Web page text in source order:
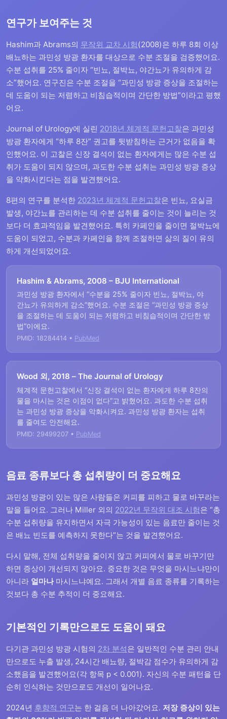
연구가 보여주는 것
Hashim과 Abrams의 무작위 교차 시험(2008)은 하루 8회 이상
배뇨하는 과민성 방광 환자를 대상으로 수분 조절을 검증했어요.
수분 섭취를 25% 줄이자 “빈뇨, 절박뇨, 야간뇨가 유의하게 감
소”했어요. 연구진은 수분 조절을 “과민성 방광 증상을 조절하는
데 도움이 되는 저렴하고 비침습적이며 간단한 방법”이라고 평했
어요.
Journal of Urology에 실린 2018년 체계적 문헌고찰은 과민성
방광 환자에게 “하루 8잔” 권고를 뒷받침하는 근거가 없음을 확
인했어요. 이 고찰은 신장 결석이 없는 환자에게는 많은 수분 섭
취가 도움이 되지 않으며, 과도한 수분 섭취는 과민성 방광 증상
을 악화시킨다는 점을 발견했어요.
8편의 연구를 분석한 2023년 체계적 문헌고찰은 빈뇨, 요실금
발생, 야간뇨를 관리하는 데 수분 섭취를 줄이는 것이 늘리는 것
보다 더 효과적임을 발견했어요. 특히 카페인을 줄이면 절박뇨에
도움이 되었고, 수분과 카페인을 함께 조절하면 삶의 질이 유의
하게 개선되었어요.
Hashim & Abrams, 2008 – BJU International
과민성 방광 환자에서 “수분을 25% 줄이자 빈뇨, 절박뇨, 야
간뇨가 유의하게 감소”했어요. 수분 조절은 “과민성 방광 증상
을 조절하는 데 도움이 되는 저렴하고 비침습적이며 간단한 방
법”이에요.
PMID: 18284414 • PubMed
Wood 외, 2018 – The Journal of Urology
체계적 문헌고찰에서 “신장 결석이 없는 환자에게 하루 8잔의
물을 마시는 것은 이점이 없다”고 밝혔어요. 과도한 수분 섭취
는 과민성 방광 증상을 악화시켜요. 과민성 방광 환자는 섭취
를 줄여도 안전해요.
PMID: 29499207 • PubMed
음료 종류보다 총 섭취량이 더 중요해요
과민성 방광이 있는 많은 사람들은 커피를 피하고 물로 바꾸라는
말을 들어요. 그러나 Miller 외의 2022년 무작위 대조 시험은 “총
수분 섭취량을 유지하면서 자극 가능성이 있는 음료만 줄이는 것
은 배뇨 빈도를 예측하지 못한다”는 것을 발견했어요.
다시 말해, 전체 섭취량을 줄이지 않고 커피에서 물로 바꾸기만
하면 증상이 개선되지 않아요. 중요한 것은 무엇을 마시느냐만이
아니라 얼마나마시느냐예요. 그래서 개별 음료 종류를 기록하는
것보다 총 수분 추적이 더 중요해요.
기본적인 기록만으로도 도움이 돼요
다기관 과민성 방광 시험의 2차 분석은 일반적인 수분 관리 안내
만으로도 누출 발생, 24시간 배뇨량, 절박감 점수가 유의하게 감
소했음을 발견했어요(각 항목 p < 0.001). 자신의 수분 패턴을 단
순히 인식하는 것만으로도 개선이 일어나요.
2024년 후향적 연구는 한 걸음 더 나아갔어요. 저장 증상이 있는